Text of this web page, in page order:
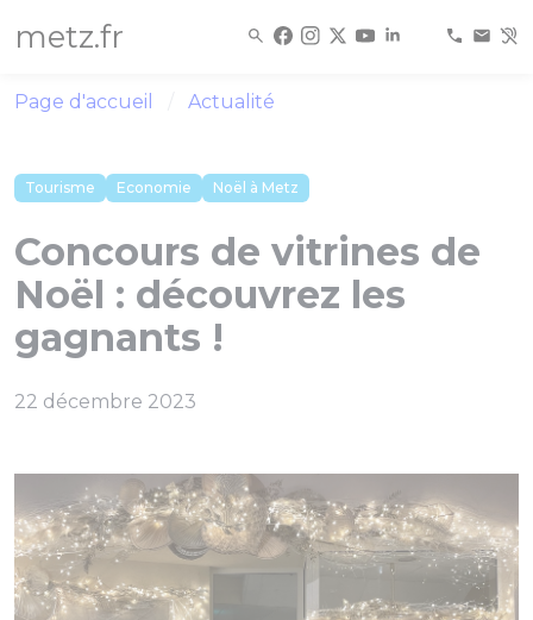
metz.fr
Page d'accueil Actualité
Tourisme Economie Noël à Metz
Concours de vitrines de
Noël : découvrez les
gagnants !
22 décembre 2023